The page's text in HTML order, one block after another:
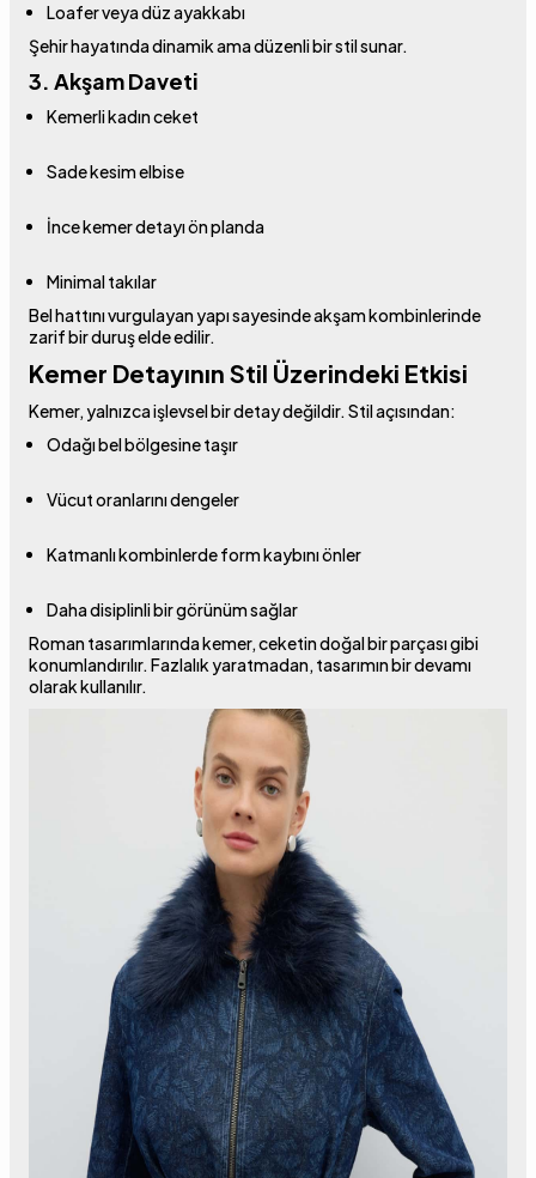
Loafer veya düz ayakkabı
Şehir hayatında dinamik ama düzenli bir stil sunar.
3. Akşam Daveti
Kemerli kadın ceket
Sade kesim elbise
İnce kemer detayı ön planda
Minimal takılar
Bel hattını vurgulayan yapı sayesinde akşam kombinlerinde
zarif bir duruş elde edilir.
Kemer Detayının Stil Üzerindeki Etkisi
Kemer, yalnızca işlevsel bir detay değildir. Stil açısından:
Odağı bel bölgesine taşır
Vücut oranlarını dengeler
Katmanlı kombinlerde form kaybını önler
Daha disiplinli bir görünüm sağlar
Roman tasarımlarında kemer, ceketin doğal bir parçası gibi
konumlandırılır. Fazlalık yaratmadan, tasarımın bir devamı
olarak kullanılır.